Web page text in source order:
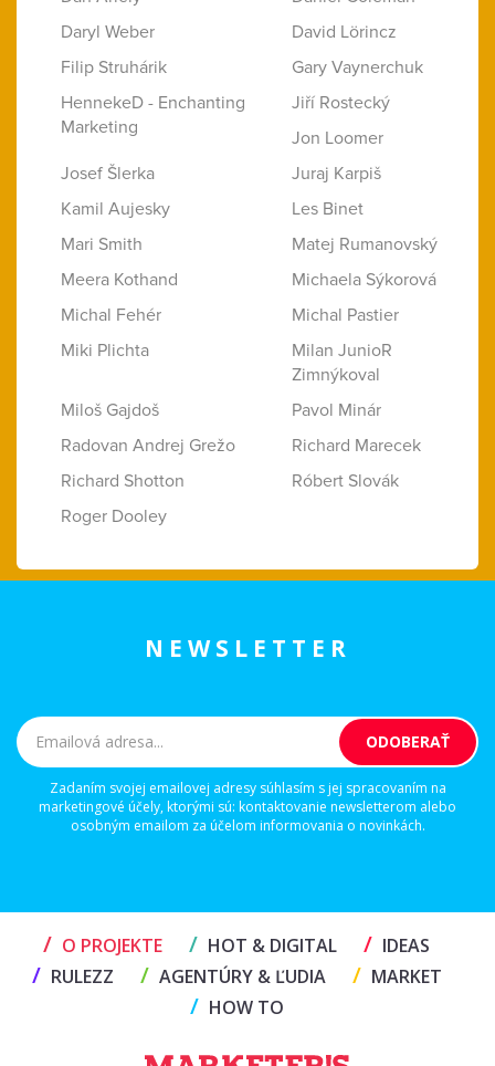
Daryl Weber
David Lörincz
Filip Struhárik
Gary Vaynerchuk
HennekeD - Enchanting
Marketing
Jiří Rostecký
Jon Loomer
Josef Šlerka
Juraj Karpiš
Kamil Aujesky
Les Binet
Mari Smith
Matej Rumanovský
Meera Kothand
Michaela Sýkorová
Michal Fehér
Michal Pastier
Miki Plichta
Milan JunioR
Zimnýkoval
Miloš Gajdoš
Pavol Minár
Radovan Andrej Grežo
Richard Marecek
Richard Shotton
Róbert Slovák
Roger Dooley
NEWSLETTER
Zadaním svojej emailovej adresy súhlasím s jej spracovaním na
marketingové účely, ktorými sú: kontaktovanie newsletterom alebo
osobným emailom za účelom informovania o novinkách.
/ O PROJEKTE / HOT & DIGITAL / IDEAS
/ RULEZZ / AGENTÚRY & ĽUDIA / MARKET
/ HOW TO